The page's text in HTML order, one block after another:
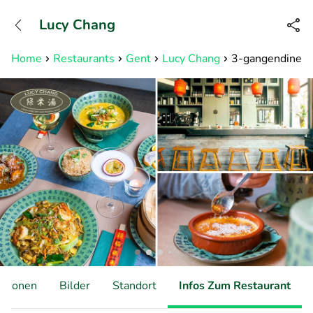
Erreichbar bis 23:00 Uhr (max
0,09€/Min)
Home Restaurants Gent Lucy Chang 3-gangendiner
Lucy Chang
Bilder Standort Infos Zum Restaurant